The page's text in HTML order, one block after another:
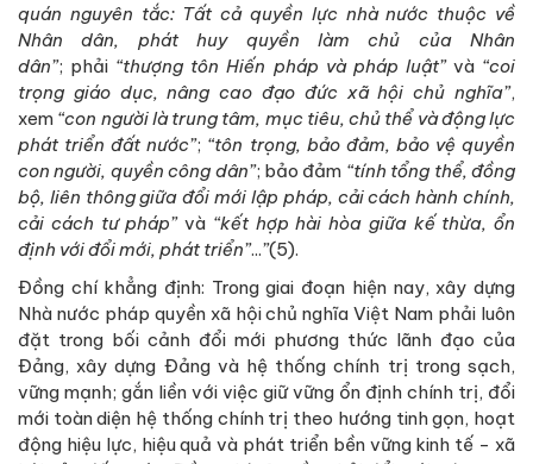
quán nguyên tắc: Tất cả quyền lực nhà nước thuộc về
Nhân dân, phát huy quyền làm chủ của Nhân
dân”; phải “thượng tôn Hiến pháp và pháp luật”và “coi
trọng giáo dục, nâng cao đạo đức xã hội chủ nghĩa”,
xem “con người là trung tâm, mục tiêu, chủ thể và động lực
phát triển đất nước”; “tôn trọng, bảo đảm, bảo vệ quyền
con người, quyền công dân”; bảo đảm “tính tổng thể, đồng
bộ, liên thông giữa đổi mới lập pháp, cải cách hành chính,
cải cách tư pháp”và “kết hợp hài hòa giữa kế thừa, ổn
định với đổi mới, phát triển”...”(5).
Đồng chí khẳng định: Trong giai đoạn hiện nay, xây dựng
Nhà nước pháp quyền xã hội chủ nghĩa Việt Nam phải luôn
đặt trong bối cảnh đổi mới phương thức lãnh đạo của
Đảng, xây dựng Đảng và hệ thống chính trị trong sạch,
vững mạnh; gắn liền với việc giữ vững ổn định chính trị, đổi
mới toàn diện hệ thống chính trị theo hướng tinh gọn, hoạt
động hiệu lực, hiệu quả và phát triển bền vững kinh tế - xã